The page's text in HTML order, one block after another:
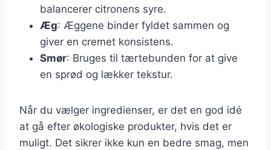
balancerer citronens syre.
Æg: Æggene binder fyldet sammen og
giver en cremet konsistens.
Smør: Bruges til tærtebunden for at give
en sprød og lækker tekstur.
Når du vælger ingredienser, er det en god idé
at gå efter økologiske produkter, hvis det er
muligt. Det sikrer ikke kun en bedre smag, men